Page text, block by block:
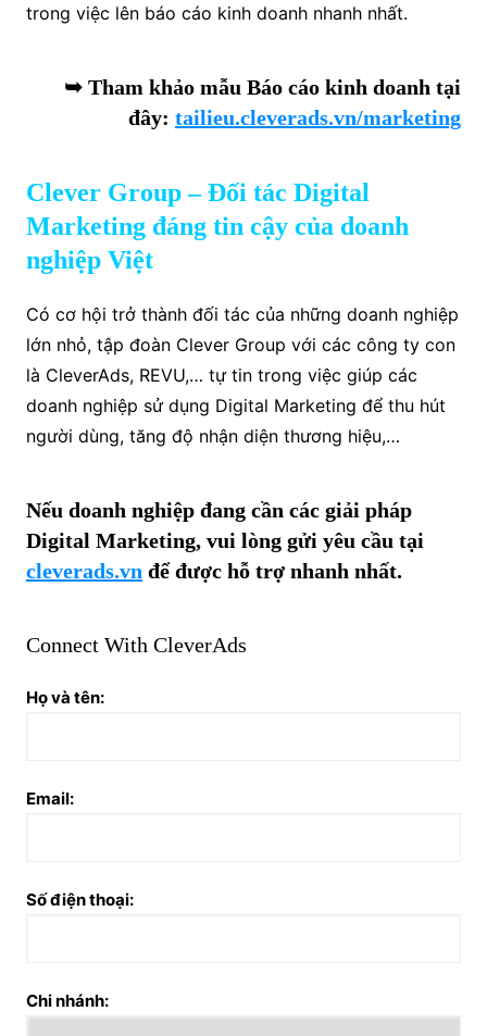
trong việc lên báo cáo kinh doanh nhanh nhất.
➥ Tham khảo mẫu Báo cáo kinh doanh tại
đây:tailieu.cleverads.vn/marketing
Clever Group – Đối tác Digital
Marketing đáng tin cậy của doanh
nghiệp Việt
Có cơ hội trở thành đối tác của những doanh nghiệp
lớn nhỏ, tập đoàn Clever Group với các công ty con
là CleverAds, REVU,… tự tin trong việc giúp các
doanh nghiệp sử dụng Digital Marketing để thu hút
người dùng, tăng độ nhận diện thương hiệu,…
Nếu doanh nghiệp đang cần các giải pháp
Digital Marketing, vui lòng gửi yêu cầu tại
cleverads.vn để được hỗ trợ nhanh nhất.
Connect With CleverAds
Họ và tên:
Email:
Số điện thoại:
Chi nhánh: